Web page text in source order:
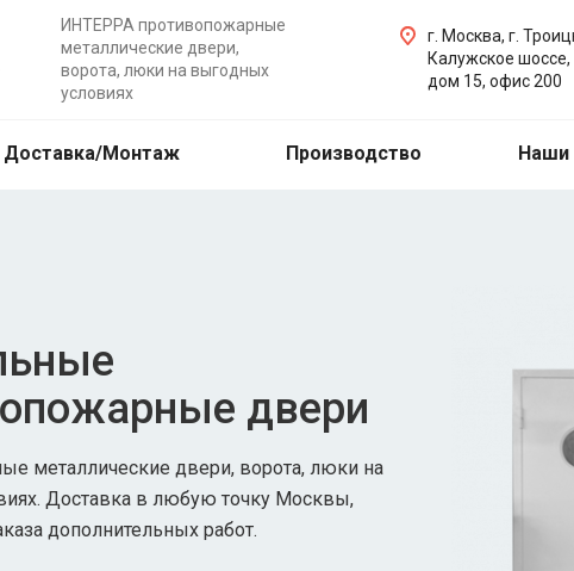
ИНТЕРРА противопожарные
металлические двери,
ворота, люки на выгодных
условиях
г. Москва, г.
Калужское шоссе,
дом 15, офис 200
Доставка/Монтаж Производство Наши
двери
металлические двери, ворота, люки на
Доставка в любую точку Москвы,
дополнительных работ.